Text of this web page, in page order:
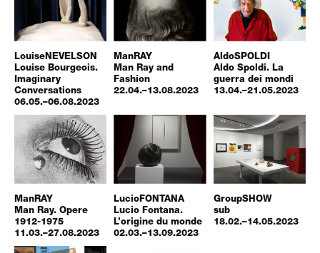
Louise NEVELSON
Louise Bourgeois.
Imaginary
Conversations
06.05.–06.08.2023
Man RAY
Man Ray and
Fashion
22.04.–13.08.2023
AldoSPOLDI
Aldo Spoldi. La
guerra dei mondi
13.04.–21.05.2023
Man RAY
Man Ray. Opere
1912-1975
11.03.–27.08.2023
Lucio FONTANA
Lucio Fontana.
L’origine du monde
02.03.–13.09.2023
GroupSHOW
sub
18.02.–14.05.2023